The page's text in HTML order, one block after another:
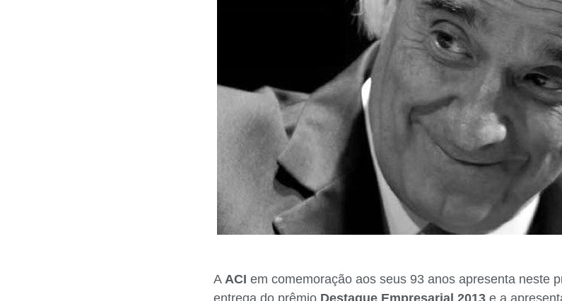
A ACI em comemoração aos seus 93 anos apresenta neste
entrega do prêmio Destaque Empresarial 2013 e a